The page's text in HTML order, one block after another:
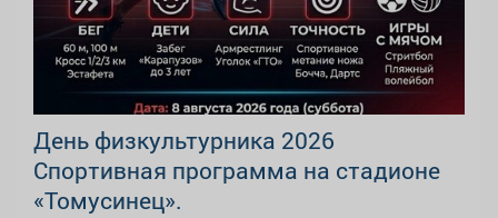
День физкультурника 2026
Спортивная программа на стадионе
«Томусинец».